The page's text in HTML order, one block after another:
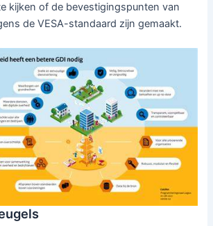
kijken of de bevestigingspunten van
de VESA-standaard zijn gemaakt.